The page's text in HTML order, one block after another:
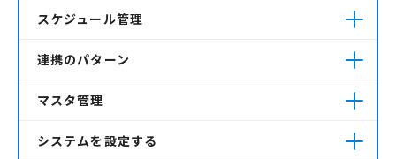
スケジュール管理
連携のパターン
マスタ管理
システムを設定する